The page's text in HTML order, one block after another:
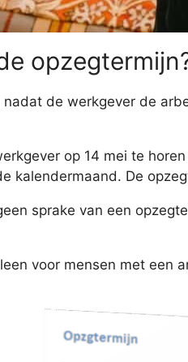
nadat de werkgever de
op 14 mei te
kalendermaand. De
sprake van een
voor mensen met een